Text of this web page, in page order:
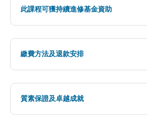
此課程可獲持續進修基金資助
繳費方法及退款安排
質素保證及卓越成就